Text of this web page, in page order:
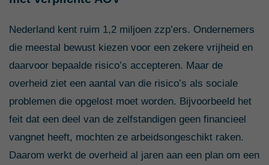
Nederland kent ruim 1,2 miljoen zzp’ers. Ondernemers
die meestal bewust kiezen voor een zekere vrijheid en
daarvoor bepaalde risico’s accepteren. Maar de
overheid ziet een aantal van die risico’s als sociale
problemen die opgelost moet worden. Bijvoorbeeld het
feit dat een deel van de zelfstandigen geen financieel
vangnet heeft, mochten ze arbeidsongeschikt raken.
Daarom werkt de overheid al jaren aan een plan om een